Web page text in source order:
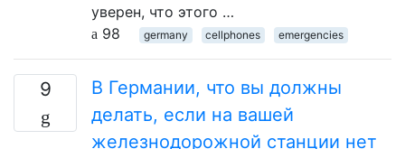
уверен, что этого …
98
germany cellphones emergencies
9
В Германии, что вы должны
делать, если на вашей
железнодорожной станции нет